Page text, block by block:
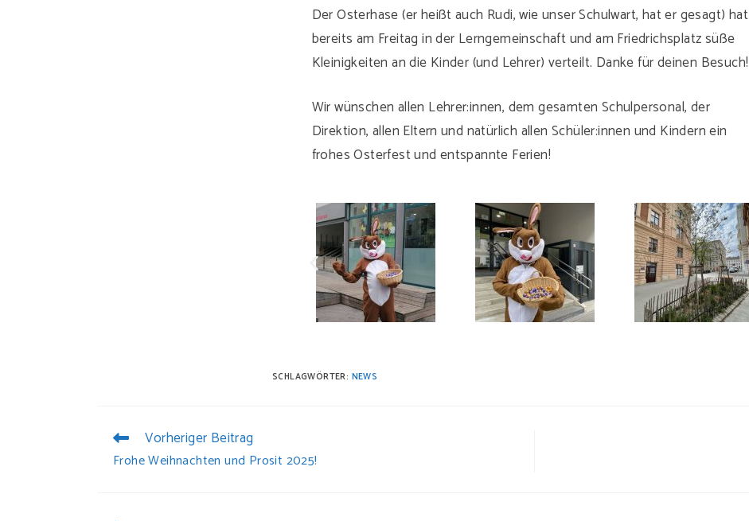
Der Osterhase (er heißt auch Rudi, wie unser Schulwart, hat er gesagt) hat
bereits am Freitag in der Lerngemeinschaft und am Friedrichsplatz süße
Kleinigkeiten an die Kinder (und Lehrer) verteilt. Danke für deinen Besuch!
Wir wünschen allen Lehrer:innen, dem gesamten Schulpersonal, der
Direktion, allen Eltern und natürlich allen Schüler:innen und Kindern ein
frohes Osterfest und entspannte Ferien!
SCHLAGWÖRTER: NEWS
Vorheriger Beitrag
Frohe Weihnachten und Prosit 2025!